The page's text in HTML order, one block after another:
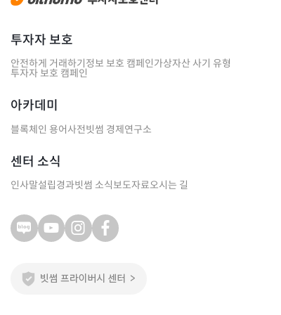
투자자 보호
안전하게 거래하기정보 보호 캠페인가상자산 사기 유형
투자자 보호 캠페인
아카데미
블록체인 용어사전빗썸 경제연구소
센터 소식
인사말설립경과빗썸 소식보도자료오시는 길